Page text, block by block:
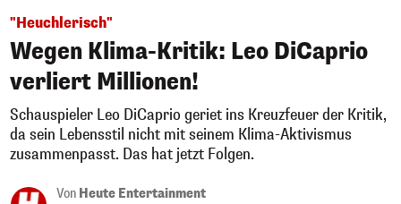
"Heuchlerisch"
Wegen Klima-Kritik: Leo DiCaprio
verliert Millionen!
Schauspieler Leo DiCaprio geriet ins Kreuzfeuer der Kritik,
da sein Lebensstil nicht mit seinem Klima-Aktivismus
zusammenpasst. Das hat jetzt Folgen.
Von Heute Entertainment